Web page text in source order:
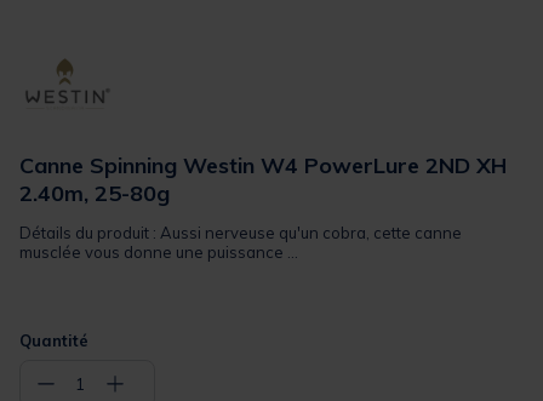
Canne Spinning Westin W4 PowerLure 2ND XH
2.40m, 25-80g
Détails du produit : Aussi nerveuse qu'un cobra, cette canne
musclée vous donne une puissance ...
Quantité
− 1 +